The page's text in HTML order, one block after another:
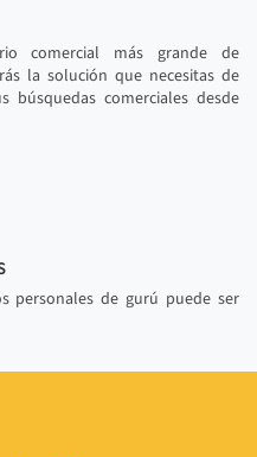
comercial más grande de
la solución que necesitas de
búsquedas comerciales desde
personales de gurú puede ser